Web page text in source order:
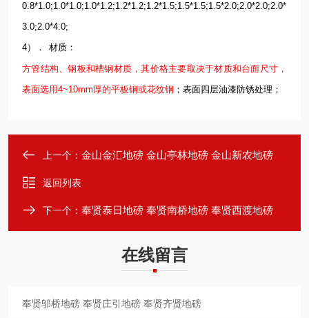
0.8*1.0;1.0*1.0;1.0*1.2;1.2*1.2;1.2*1.5;1.5*1.5;1.5*2.0;2.0*2.0;2.0*
3.0;2.0*4.0;
4）．
材质：
方管结构、钢板和槽钢材质，其价格主要取决于材质和台面尺寸，
表面选用4~10mm厚的平板钢或花纹钢 ；表面四层油漆防锈处理；
上一个： 金山金汇地磅 金山亭林地磅 金山新农地磅
返回列表
下一个： 奉贤泰日地磅 奉贤南桥地磅 奉贤西渡地磅
在线留言